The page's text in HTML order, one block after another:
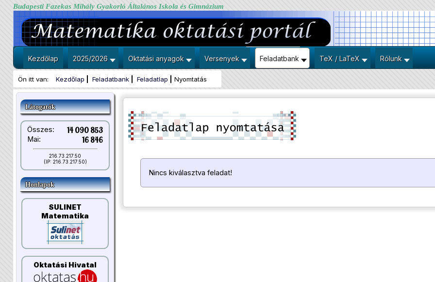
Budapesti Fazekas Mihály Gyakorló Általános Iskola és Gimnázium
Kezdőlap 2025/2026 Oktatási anyagok Versenyek Feladatbank TeX / LaTeX Rólunk
Ön itt van: Kezdőlap Feladatbank Feladatlap Nyomtatás
Látogatók
Összes: 14 090 853
Mai: 16 846
216.73.217.50
(IP: 216.73.217.50)
Honlapok
SULINET
Matematika
Oktatási Hivatal
Nincs kiválasztva feladat!